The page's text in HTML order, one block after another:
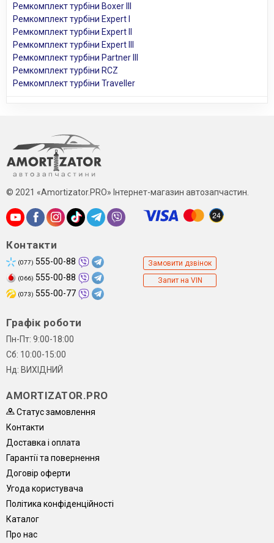
Ремкомплект турбіни Boxer III
Ремкомплект турбіни Expert I
Ремкомплект турбіни Expert II
Ремкомплект турбіни Expert III
Ремкомплект турбіни Partner III
Ремкомплект турбіни RCZ
Ремкомплект турбіни Traveller
© 2021 «Amortizator.PRO» Інтернет-магазин автозапчастин.
Контакти
(077) 555-00-88
(066) 555-00-88
(073) 555-00-77
Замовити дзвінок
Запит на VIN
Графік роботи
Пн-Пт: 9:00-18:00
Сб: 10:00-15:00
Нд: ВИХІДНИЙ
AMORTIZATOR.PRO
Статус замовлення
Контакти
Доставка і оплата
Гарантії та повернення
Договір оферти
Угода користувача
Політика конфіденційності
Каталог
Про нас